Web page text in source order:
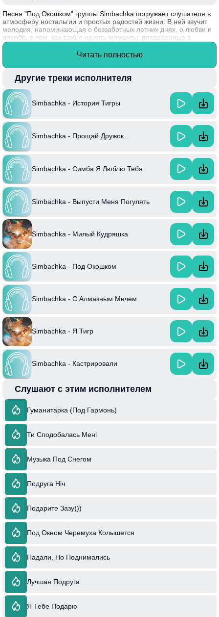
Песня "Под Окошком" группы Simbachka погружает слушателя в
атмосферу ностальгии и простых радостей жизни. В ней звучит
мелодия, напоминающая о беззаботных летних днях, о любви и
дружбе, о том, как важно ценить моменты, проведенные в
компании близких. Текст наполнен образами природы и теплотой
домашнего уюта, вызывая у слушателя желание вспомнить свои
Simbachka, образованная в 2015 году, быстро завоевала
популярность благодаря своим запоминающимся мелодиям и
искренним текстам, которые отражают повседневную жизнь
молодежи.
Читать полностью
Другие треки исполнителя
Simbachka - История Тигры
Simbachka - Прощай Дружок...
Simbachka - Симба Я Люблю Тебя
Simbachka - Выпусти Меня Погулять
Simbachka - Милый Кудряшка
Simbachka - Под Окошком
Simbachka - С Алмазным Мечем
Simbachka - Я Тигр
Simbachka - Кастрировали
Слушают с этим исполнителем
Гуманитарка (Под Гармонь)
Ти Сподобалась Мені
Музыка Под Снегом
Подруга Ніч
Подарите Зазу)))
Под Окном Черемуха Колышется
Падали, Но Поднимались
Лучшая Подруга
Я Тебе Подарю